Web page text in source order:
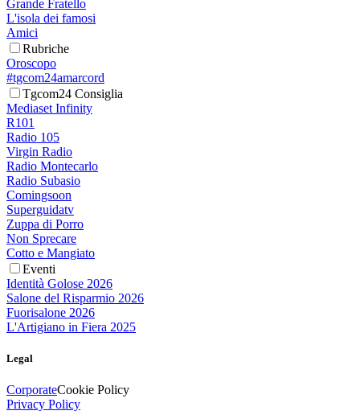
Grande Fratello
L'isola dei famosi
Amici
Rubriche
Oroscopo
#tgcom24amarcord
Tgcom24 Consiglia
Mediaset Infinity
R101
Radio 105
Virgin Radio
Radio Montecarlo
Radio Subasio
Comingsoon
Superguidatv
Zuppa di Porro
Non Sprecare
Cotto e Mangiato
Eventi
Identità Golose 2026
Salone del Risparmio 2026
Fuorisalone 2026
L'Artigiano in Fiera 2025
Legal
CorporateCookie Policy
Privacy Policy